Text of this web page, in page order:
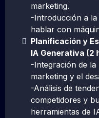
marketing.
-Introducción a
hablar con
Planificación y
IA Generativa (2
-Integración de
marketing y el
-Análisis de
competidores y
herramientas de